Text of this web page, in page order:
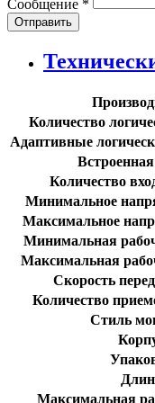
Сообщение *
Отправить
Количество
Адаптивные
Количество
Минимальное
Максимальное
Минимальная
Максимальная
Скорость
Количество
Стиль
Максимальная